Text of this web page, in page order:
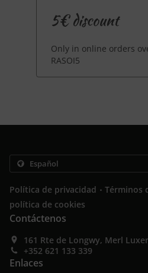
5€ discount
Only in online orders
RASOI5
Política de privacidad . Términos
política de cookies
Contáctenos
161 Rte de Longwy, Merl
+352 621 133 339
Enlaces